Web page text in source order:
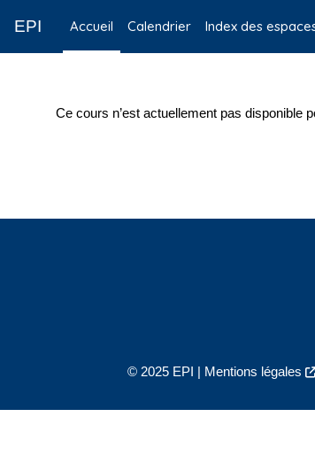
EPI Accueil Calendrier Index des
Ce cours n’est actuellement pas disponible
© 2025 EPI | Mentions légales